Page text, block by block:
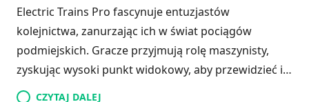
Electric Trains Pro fascynuje entuzjastów
kolejnictwa, zanurzając ich w świat pociągów
podmiejskich. Gracze przyjmują rolę maszynisty,
zyskując wysoki punkt widokowy, aby przewidzieć i
omijać potencjalne przeszkody, zapewniając
CZYTAJ DALEJ